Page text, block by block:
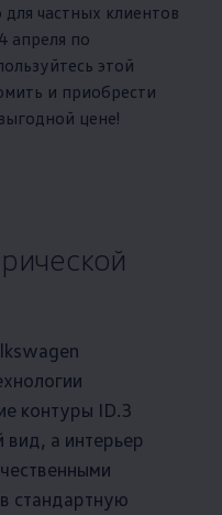
частных клиентов
апреля по
этой
и приобрести
цене!
контуры ID.3
а интерьер
стандартную